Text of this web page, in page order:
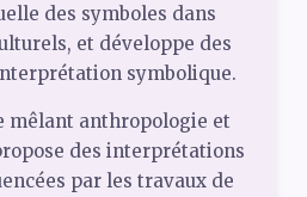
des symboles dans
et développe des
symbolique.
mêlant anthropologie et
des interprétations
par les travaux de